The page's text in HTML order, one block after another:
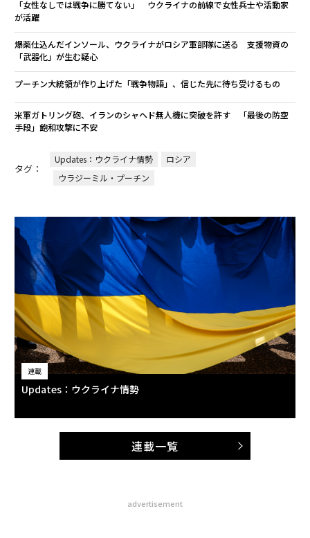
「女性なしでは戦争に勝てない」 ウクライナの前線で女性兵士や活動家
が活躍
爆薬仕込んだインソール、ウクライナがロシア軍部隊に送る 支援物資の
「武器化」が生む疑心
プーチン大統領が作り上げた「戦争物語」、信じた先に待ち受けるもの
米軍ガトリング砲、イランのシャヘド無人機に突破を許す 「最後の防空
手段」飽和攻撃に不安
タグ：
Updates：ウクライナ情勢
ロシア
ウラジーミル・プーチン
連載
Updates：ウクライナ情勢
連載一覧
advertisement